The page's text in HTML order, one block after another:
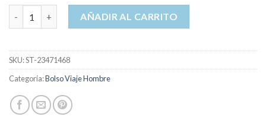
bolso viaje hombre cantidadAÑADIR AL CARRITO
SKU:ST-23471468
Categoría:Bolso Viaje Hombre